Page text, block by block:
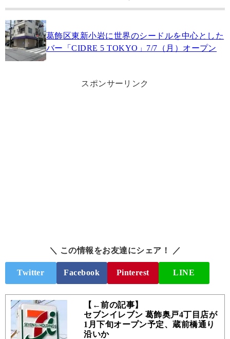
葛飾区東新小岩に世界のシードルを中心とした
バー「CIDRE 5 TOKYO」7/7（月）オープン
スポンサーリンク
＼ この情報をお友達にシェア！ ／
Twitter Facebook Pinterest LINE
【←前の記事】
セブンイレブン 葛飾奥戸4丁目店が
1月下旬オープン予定、蔵前橋通り
沿いか